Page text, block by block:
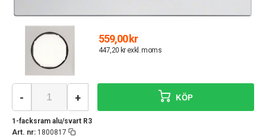
559,00 kr
447,20 kr exkl. moms
1-facksram alu/svart R3
Art. nr: 1800817
- + KÖP